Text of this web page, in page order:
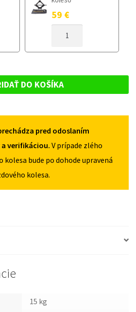
59 €
DOJAZDOVÉ
MITO
2008-
4X98
DO KOŠÍKA
pred odoslaním
verifikáciou. V prípade zlého
kolesa bude po dohode upravená
kolesa.
15 kg